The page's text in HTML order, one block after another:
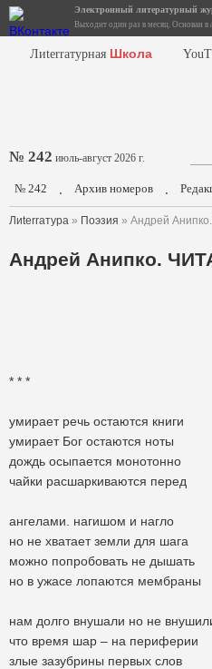
Электронный литературный
Выходит один раз в месяц. Основан в
Лиterraтурная Школа
№ 242 июль-август 2026 г.
№ 242 . Архив номеров .
Лиterraтура » Поэзия » Андрей
Андрей Анипко.
* * *
умирает речь остаются книги
умирает Бог остаются ноты
дождь осыпается монотонно
чайки расшаркиваются перед
ангелами. нагишом и нагло
но не хватает земли для шага
можно попробовать не дышать
но в ужасе лопаются мембраны
нам долго внушали но не
что время шар – на периферии
злые зазубрины первых слов